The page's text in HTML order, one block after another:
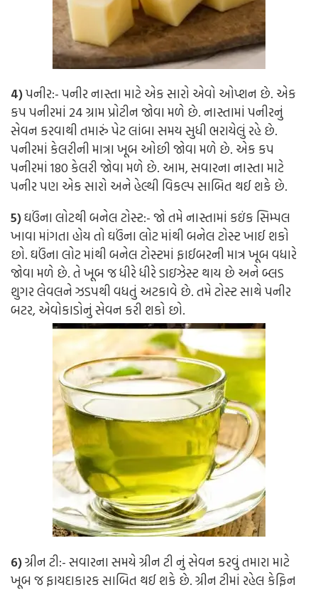
4)પનીર:-પનીર નાસ્તા માટે એક સારો એવો ઓપ્શન છે. એક
કપ પનીરમાં 24 ગ્રામ પ્રોટીન જોવા મળે છે. નાસ્તામાં પનીરનું
સેવન કરવાથી તમારું પેટ લાંબા સમય સુધી ભરાયેલું રહે છે.
પનીરમાં કેલરીની માત્રા ખૂબ ઓછી જોવા મળે છે. એક કપ
પનીરમાં 180 કેલરી જોવા મળે છે. આમ, સવારના નાસ્તા માટે
પનીર પણ એક સારો અને હેલ્થી વિકલ્પ સાબિત થઈ શકે છે.
5)ઘઉંના લોટથી બનેલ ટોસ્ટ:-જો તમે નાસ્તામાં કઇંક સિમ્પલ
ખાવા માંગતા હોય તો ઘઉંના લોટ માંથી બનેલ ટોસ્ટ ખાઈ શકો
છો. ઘઉંના લોટ માંથી બનેલ ટોસ્ટમાં ફાઈબરની માત્ર ખૂબ વધારે
જોવા મળે છે. તે ખૂબ જ ધીરે ધીરે ડાઇઝેસ્ટ થાય છે અને બ્લડ
શુગર લેવલને ઝડપથી વધતું અટકાવે છે. તમે ટોસ્ટ સાથે પનીર
બટર, એવોકાડોનું સેવન કરી શકો છો.
6)ગ્રીન ટી:-સવારના સમયે ગ્રીન ટી નું સેવન કરવું તમારા માટે
ખૂબ જ ફાયદાકારક સાબિત થઈ શકે છે. ગ્રીન ટીમાં રહેલ કેફિન